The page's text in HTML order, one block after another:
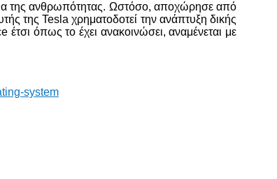
της ανθρωπότητας. Ωστόσο, αποχώρησε από
της Tesla χρηματοδοτεί την ανάπτυξη δικής
όπως το έχει ανακοινώσει, αναμένεται με
system